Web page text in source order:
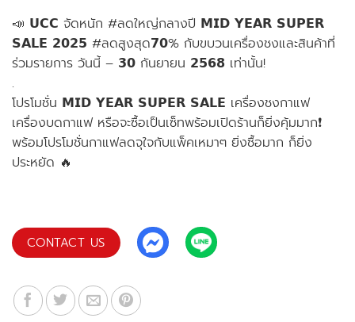
📣 𝗨𝗖𝗖 จัดหนัก #ลดใหญ่กลางปี 𝗠𝗜𝗗 𝗬𝗘𝗔𝗥 𝗦𝗨𝗣𝗘𝗥
𝗦𝗔𝗟𝗘 𝟮𝟬𝟮𝟱 #ลดสูงสุด𝟳𝟬% กับขบวนเครื่องชงและสินค้าที่
ร่วมรายการ วันนี้ – 𝟯𝟬 กันยายน 𝟮𝟱𝟲𝟴 เท่านั้น!
.
โปรโมชั่น 𝗠𝗜𝗗 𝗬𝗘𝗔𝗥 𝗦𝗨𝗣𝗘𝗥 𝗦𝗔𝗟𝗘 เครื่องชงกาแฟ
เครื่องบดกาแฟ หรือจะซื้อเป็นเซ็ทพร้อมเปิดร้านก็ยิ่งคุ้มมาก❗️
พร้อมโปรโมชั่นกาแฟลดจุใจกับแพ็คเหมาๆ ยิ่งซื้อมาก ก็ยิ่ง
ประหยัด 🔥
CONTACT US